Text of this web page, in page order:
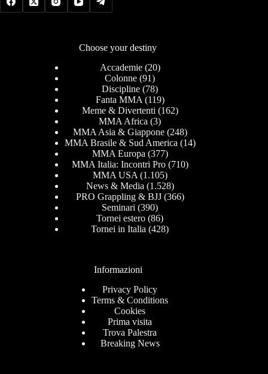
Choose your destiny
Accademie(20)
Colonne (91)
Discipline (78)
Fanta MMA (119)
Meme & Divertenti (162)
MMA Africa (3)
MMA Asia & Giappone(248)
MMA Brasile & Sud America (14)
MMA Europa (377)
MMA Italia: Incontri Pro(710)
MMA USA (1.105)
News & Media (1.528)
PRO Grappling & BJJ(366)
Seminari (390)
Tornei estero (86)
Tornei in Italia (428)
Informazioni
Privacy Policy
Terms & Conditions
Cookies
Prima visita
Trova Palestra
Breaking News